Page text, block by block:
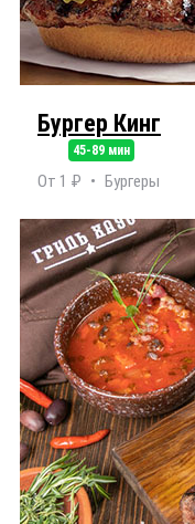
Бургер Кинг
45-89 мин
От 1 ₽ Бургеры